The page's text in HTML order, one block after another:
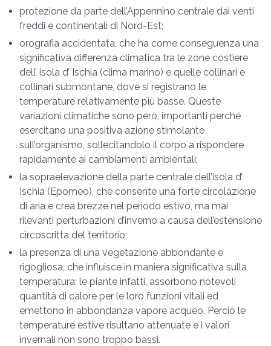
protezione da parte dell’Appennino centrale dai venti
freddi e continentali di Nord-Est;
orografia accidentata, che ha come conseguenza una
significativa differenza climatica tra le zone costiere
dell’ isola d’ Ischia (clima marino) e quelle collinari e
collinari submontane, dove si registrano le
temperature relativamente più basse. Queste
variazioni climatiche sono però, importanti perché
esercitano una positiva azione stimolante
sull’organismo, sollecitandolo il corpo a rispondere
rapidamente ai cambiamenti ambientali;
la sopraelevazione della parte centrale dell’isola d’
Ischia (Epomeo), che consente una forte circolazione
di aria e crea brezze nel periodo estivo, ma mai
rilevanti perturbazioni d’inverno a causa dell’estensione
circoscritta del territorio;
la presenza di una vegetazione abbondante e
rigogliosa, che influisce in maniera significativa sulla
temperatura: le piante infatti, assorbono notevoli
quantità di calore per le loro funzioni vitali ed
emettono in abbondanza vapore acqueo. Perciò le
temperature estive risultano attenuate e i valori
invernali non sono troppo bassi.